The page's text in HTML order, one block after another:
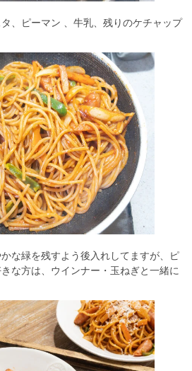
ピーマン 、牛乳、残りのケチャップ
な緑を残すよう後入れしてますが、ピ
な方は、ウインナー・玉ねぎと一緒に